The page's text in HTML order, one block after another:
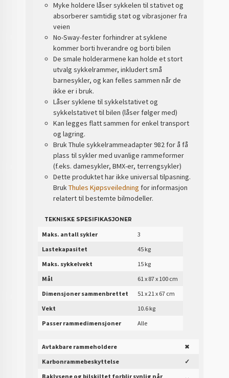
Myke holdere låser sykkelen til stativet og
absorberer samtidig støt og vibrasjoner fra
veien
No-Sway-fester forhindrer at syklene
kommer borti hverandre og borti bilen
De smale holderarmene kan holde et stort
utvalg sykkelrammer, inkludert små
barnesykler, og kan felles sammen når de
ikke er i bruk.
Låser syklene til sykkelstativet og
sykkelstativet til bilen (låser følger med)
Kan legges flatt sammen for enkel transport
og lagring.
Bruk Thule sykkelrammeadapter 982 for å få
plass til sykler med uvanlige rammeformer
(f.eks. damesykler, BMX-er, terrengsykler)
Dette produktet har ikke universal tilpasning.
BrukThules Kjøpsveiledning for informasjon
relatert til bestemte bilmodeller.
TEKNISKE SPESIFIKASJONER
Maks. antall sykler
3
Lastekapasitet
45 kg
Maks. sykkelvekt
15 kg
Mål
61 x 87 x 100 cm
Dimensjoner sammenbrettet
51 x 21 x 67 cm
Vekt
10.6 kg
Passer rammedimensjoner
Alle
Avtakbare rammeholdere
✖
Karbonrammebeskyttelse
✓
Baklysene og bilskiltet forblir synlig når